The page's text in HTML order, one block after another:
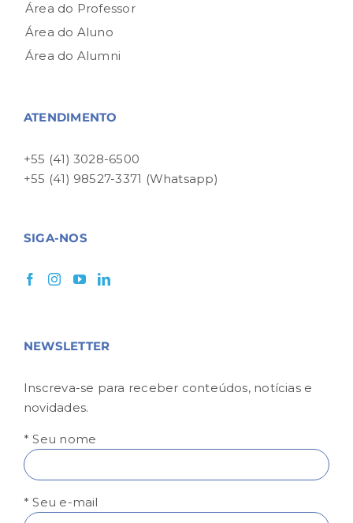
Área do Professor
Área do Aluno
Área do Alumni
ATENDIMENTO
+55 (41) 3028-6500
+55 (41) 98527-3371 (Whatsapp)
SIGA-NOS
NEWSLETTER
Inscreva-se para receber conteúdos, notícias e
novidades.
* Seu nome
* Seu e-mail